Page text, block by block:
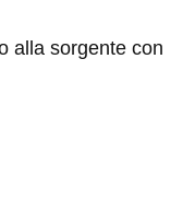
alla sorgente con